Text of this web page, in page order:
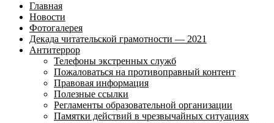
Главная
Новости
Фотогалерея
Декада читательской грамотности — 2021
Антитеррор
Телефоны экстренных служб
Пожаловаться на противоправный контент
Правовая информация
Полезные ссылки
Регламенты образовательной организации
Памятки действий в чрезвычайных ситуациях